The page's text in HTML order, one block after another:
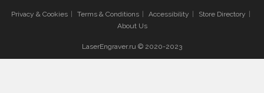
Privacy & Cookies Terms & Conditions Accessibility
Store Directory
About Us
LaserEngraver.ru © 2020-2023